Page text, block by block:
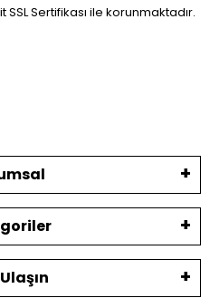
Sertifikası ile korunmaktadır.